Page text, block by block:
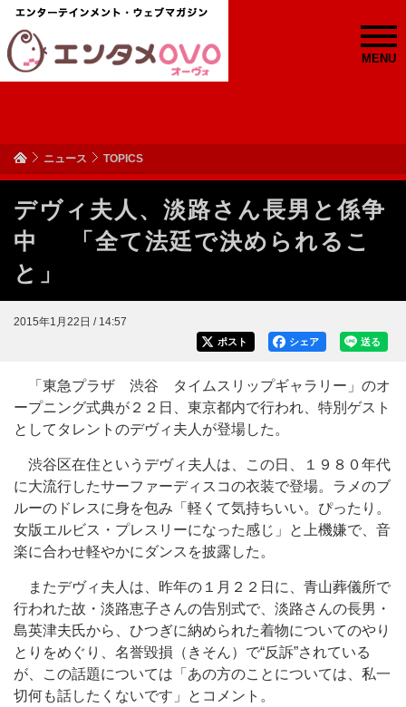
MENU
ニュース TOPICS
デヴィ夫人、淡路さん長男と係争
中 「全て法廷で決められるこ
と」
2015年1月22日 / 14:57
送る
シェア
ポスト
「東急プラザ 渋谷 タイムスリップギャラリー」のオ
ープニング式典が２２日、東京都内で行われ、特別ゲスト
としてタレントのデヴィ夫人が登場した。
渋谷区在住というデヴィ夫人は、この日、１９８０年代
に大流行したサーファーディスコの衣装で登場。ラメのブ
ルーのドレスに身を包み「軽くて気持ちいい。ぴったり。
女版エルビス・プレスリーになった感じ」と上機嫌で、音
楽に合わせ軽やかにダンスを披露した。
またデヴィ夫人は、昨年の１月２２日に、青山葬儀所で
行われた故・淡路恵子さんの告別式で、淡路さんの長男・
島英津夫氏から、ひつぎに納められた着物についてのやり
とりをめぐり、名誉毀損（きそん）で“反訴”されている
が、この話題については「あの方のことについては、私一
切何も話したくないです」とコメント。